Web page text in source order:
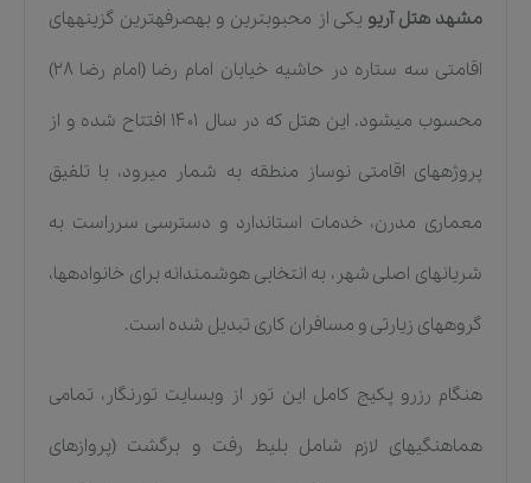
مشهد هتل آریو یکی از محبوبترین و بهصرفهترین گزینههای
اقامتی سه ستاره در حاشیه خیابان امام رضا (امام رضا ۲۸)
محسوب میشود. این هتل که در سال ۱۴۰۱ افتتاح شده و از
پروژههای اقامتی نوساز منطقه به شمار میرود، با تلفیق
معماری مدرن، خدمات استاندارد و دسترسی سرراست به
شریانهای اصلی شهر، به انتخابی هوشمندانه برای خانوادهها،
گروههای زیارتی و مسافران کاری تبدیل شده است.
هنگام رزرو پکیج کامل این تور از وبسایت تورنگار، تمامی
هماهنگیهای لازم شامل بلیط رفت و برگشت (پروازهای